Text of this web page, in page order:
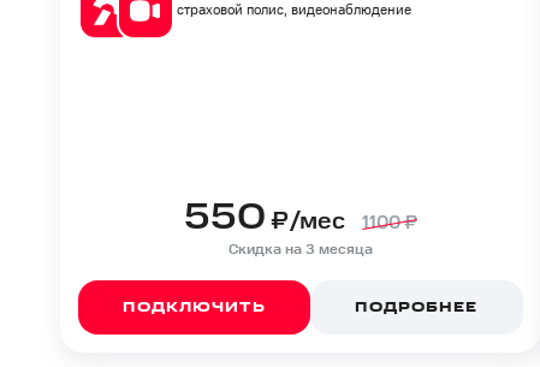
страховой полис, видеонаблюдение
550 ₽/мес 1100₽
Скидка на 3 месяца
ПОДКЛЮЧИТЬ ПОДРОБНЕЕ